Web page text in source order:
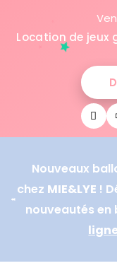
Location de jeux
Nouveaux
chez MIE&LYE !
nouveautés en